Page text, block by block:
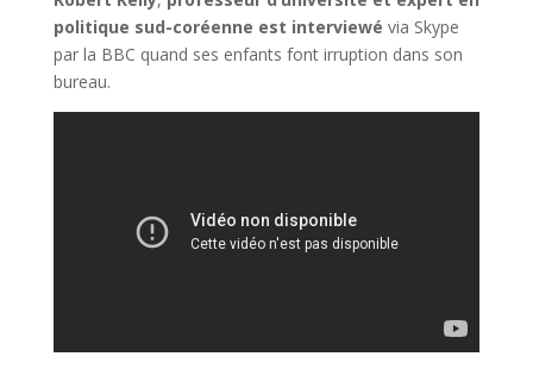
politique sud-coréenne est interviewé via Skype
par la BBC quand ses enfants font irruption dans son
bureau.